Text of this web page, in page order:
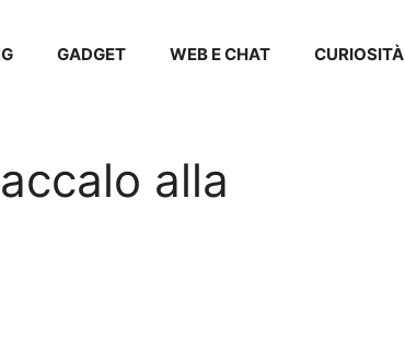
GADGET WEB E CHAT CURIOSITÀ
alla